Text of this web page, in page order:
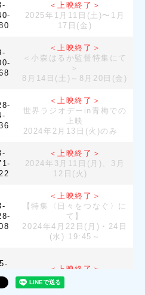
＜上映終了＞
2025年1月11日(土)〜1月
17日(金)
＜上映終了＞
＜小森はるか監督特集にて
＞
8月14日(土)～8月20日(金)
＜上映終了＞
世界ラジオデーin青梅での
上映
2024年2月13日(火)のみ
＜上映終了＞
2024年3月11日(月)、3月
12日(火)
＜上映終了＞
【特集〈日々をつなぐ〉に
て】
2024年4月22日(月)・24日
(水) 19:45～
＜上映終了＞
3月20日(土)〜4月1日(木)